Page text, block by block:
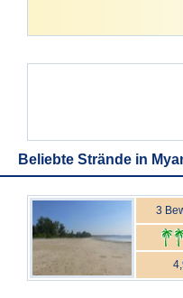
Beliebte Strände in
3